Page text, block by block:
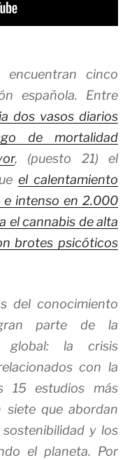
cinco
española. Entre
dos vasos diarios
de mortalidad
, (puesto 21) el
el calentamiento
e intenso en 2.000
el cannabis de alta
brotes psicóticos
del conocimiento
parte de la
global: la crisis
con la
15 estudios más
siete que abordan
y los
el planeta. Por